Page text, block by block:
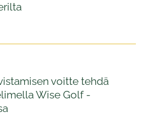
voitte tehdä
Wise Golf -